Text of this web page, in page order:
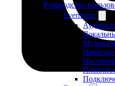
Руководство
Evermusic